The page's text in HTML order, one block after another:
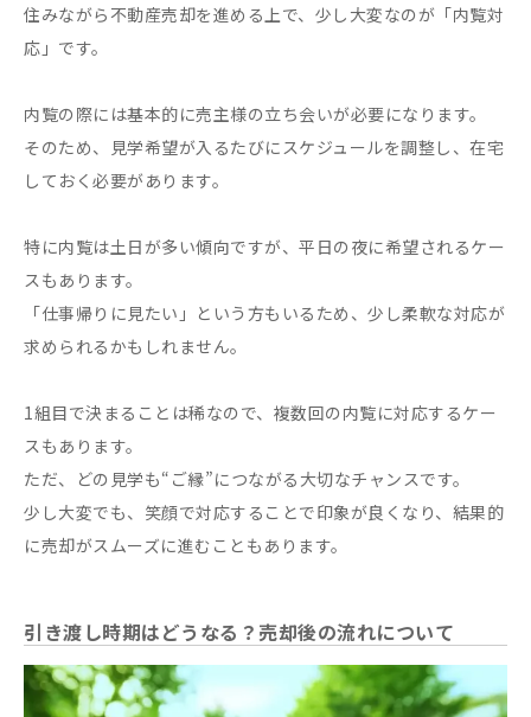
住みながら不動産売却を進める上で、少し大変なのが「内覧対
応」です。
内覧の際には基本的に売主様の立ち会いが必要になります。
そのため、見学希望が入るたびにスケジュールを調整し、在宅
しておく必要があります。
特に内覧は土日が多い傾向ですが、平日の夜に希望されるケー
スもあります。
「仕事帰りに見たい」という方もいるため、少し柔軟な対応が
求められるかもしれません。
1組目で決まることは稀なので、複数回の内覧に対応するケー
スもあります。
ただ、どの見学も“ご縁”につながる大切なチャンスです。
少し大変でも、笑顔で対応することで印象が良くなり、結果的
に売却がスムーズに進むこともあります。
引き渡し時期はどうなる？売却後の流れについて